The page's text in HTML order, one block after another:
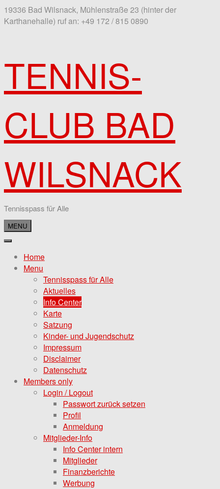
19336 Bad Wilsnack, Mühlenstraße 23 (hinter der
Karthanehalle) ruf an: +49 172 / 815 0890
TENNIS-
CLUB BAD
WILSNACK
Tennisspass für Alle
MENU
Home
Menu
Tennisspass für Alle
Aktuelles
Info Center
Karte
Satzung
Kinder- und Jugendschutz
Impressum
Disclaimer
Datenschutz
Members only
Login / Logout
Passwort zurück setzen
Profil
Anmeldung
Mitglieder-Info
Info Center intern
Mitglieder
Finanzberichte
Werbung